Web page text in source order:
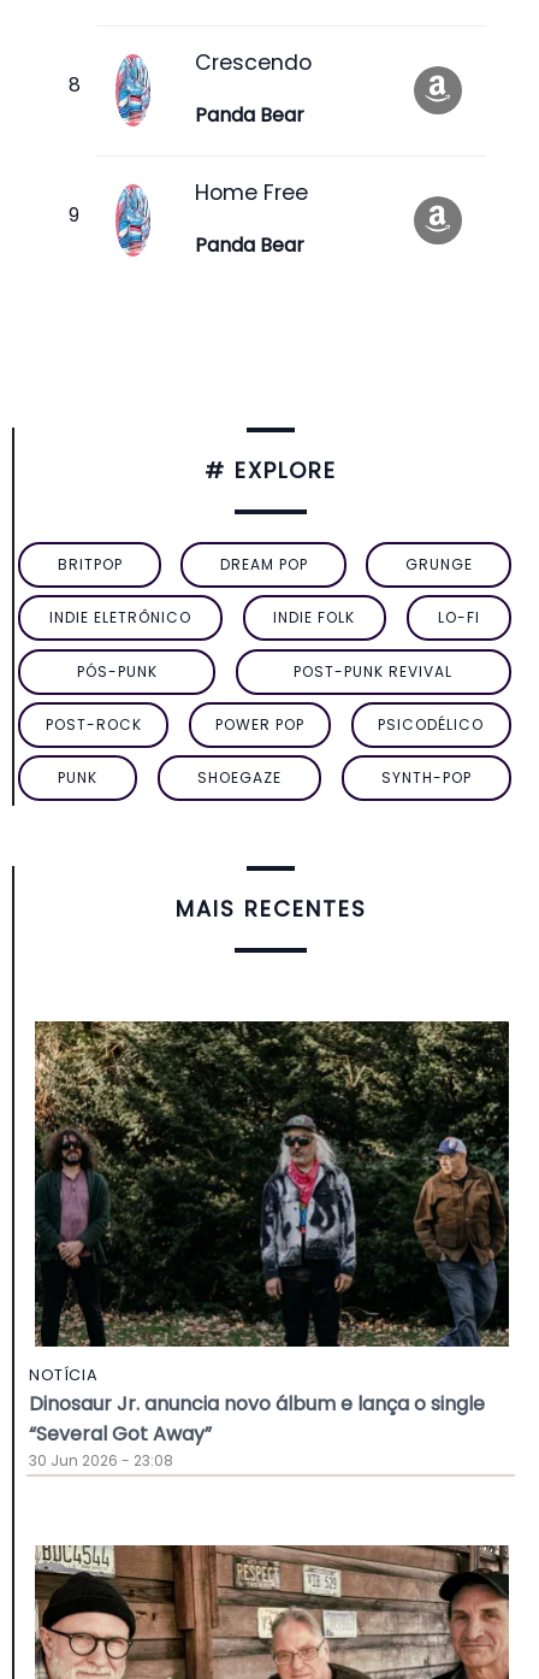
Crescendo
Panda Bear
Home Free
Panda Bear
# EXPLORE
BRITPOP DREAM POP GRUNGE
INDIE ELETRÔNICO INDIE FOLK LO-FI
PÓS-PUNK POST-PUNK REVIVAL
POST-ROCK POWER POP PSICODÉLICO
PUNK SHOEGAZE SYNTH-POP
MAIS RECENTES
NOTÍCIA
Dinosaur Jr. anuncia novo álbum e lança o single
“Several Got Away”
30 Jun 2026 - 23:08